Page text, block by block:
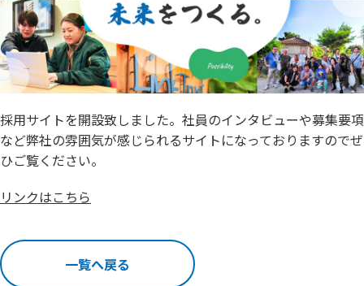
採用サイトを開設致しました。社員のインタビューや募集要項
など弊社の雰囲気が感じられるサイトになっておりますのでぜ
ひご覧ください。
リンクはこちら
一覧へ戻る